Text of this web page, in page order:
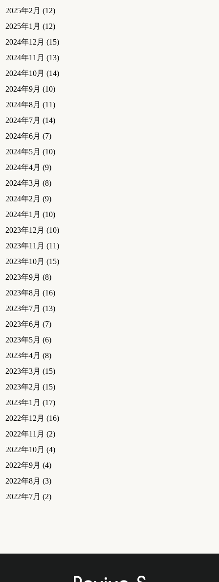
2025年2月 (12)
2025年1月 (12)
2024年12月 (15)
2024年11月 (13)
2024年10月 (14)
2024年9月 (10)
2024年8月 (11)
2024年7月 (14)
2024年6月 (7)
2024年5月 (10)
2024年4月 (9)
2024年3月 (8)
2024年2月 (9)
2024年1月 (10)
2023年12月 (10)
2023年11月 (11)
2023年10月 (15)
2023年9月 (8)
2023年8月 (16)
2023年7月 (13)
2023年6月 (7)
2023年5月 (6)
2023年4月 (8)
2023年3月 (15)
2023年2月 (15)
2023年1月 (17)
2022年12月 (16)
2022年11月 (2)
2022年10月 (4)
2022年9月 (4)
2022年8月 (3)
2022年7月 (2)